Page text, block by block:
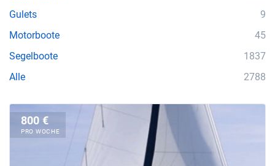
Gulets
9
Motorboote
45
Segelboote
1837
Alle
2788
800 €
PRO WOCHE